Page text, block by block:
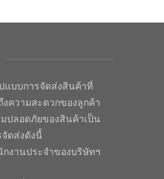
แบบการจัดส่งสินค้าที่
ความสะดวกของลูกค้า
ปลอดภัยของสินค้าเป็น
ดส่งดังนี้
กงานประจำของบริษัทฯ